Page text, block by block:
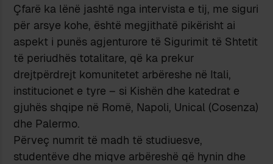
Çfarë ka lënë jashtë nga intervista e tij, me siguri
për arsye kohe, është megjithatë pikërisht ai
aspekt i punës agjenturore të Sigurimit të Shtetit
të periudhës totalitare, që ka prekur
drejtpërdrejt komunitetet arbëreshe në Itali,
institucionet e tyre – si Kishën dhe katedrat e
gjuhës shqipe në Romë, Napoli, Unical (Cosenza)
dhe Palermo.
Përveç numrit të madh të studiuesve,
studentëve dhe miqve arbëreshë që hynin dhe